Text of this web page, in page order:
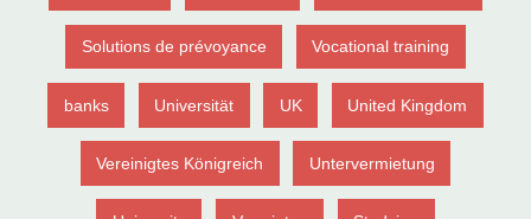
Solutions de prévoyance Vocational training
banks Universität UK United Kingdom
Vereinigtes Königreich Untervermietung